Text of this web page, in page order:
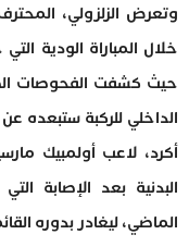
وتعرض الزلزولي،
خلال المباراة الودية
حيث كشفت الفحوصات
الداخلي للركبة ستبعده
أكرد، لاعب أولمبيك
البدنية بعد الإصابة
الماضي، ليغادر بدوره